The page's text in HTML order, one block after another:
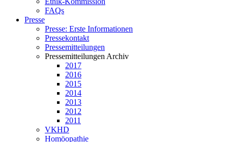
FAQs
Presse
Presse: Erste Informationen
Pressekontakt
Pressemitteilungen
Pressemitteilungen Archiv
2017
2016
2015
2014
2013
2012
2011
VKHD
Homöopathie